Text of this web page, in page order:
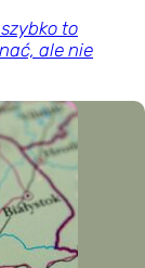
to
ale nie